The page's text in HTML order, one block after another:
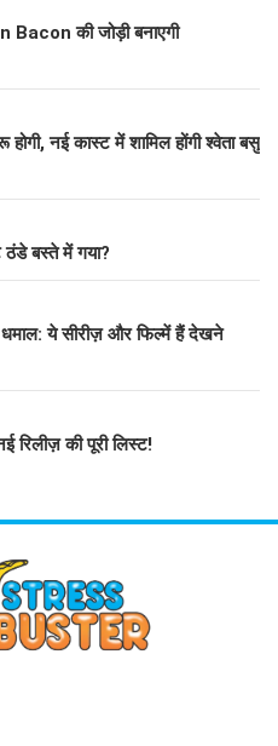
की जोड़ी बनाएगी
नई कास्ट में शामिल होंगी श्वेता बसु
बस्ते में गया?
ये सीरीज़ और फिल्में हैं देखने
रिलीज़ की पूरी लिस्ट!